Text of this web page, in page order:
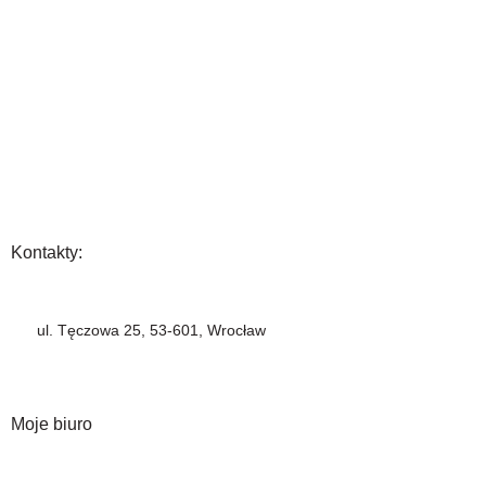
Kontakty:
ul. Tęczowa 25, 53-601, Wrocław
Moje biuro